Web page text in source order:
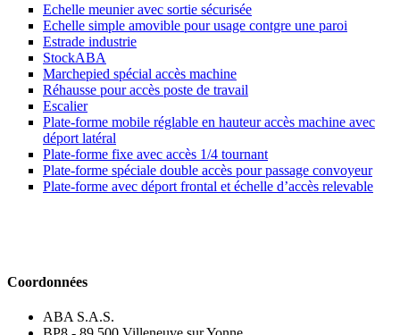
Echelle meunier avec sortie sécurisée
Echelle simple amovible pour usage contgre une paroi
Estrade industrie
StockABA
Marchepied spécial accès machine
Réhausse pour accès poste de travail
Escalier
Plate-forme mobile réglable en hauteur accès machine avec
déport latéral
Plate-forme fixe avec accès 1/4 tournant
Plate-forme spéciale double accès pour passage convoyeur
Plate-forme avec déport frontal et échelle d’accès relevable
Coordonnées
ABA S.A.S.